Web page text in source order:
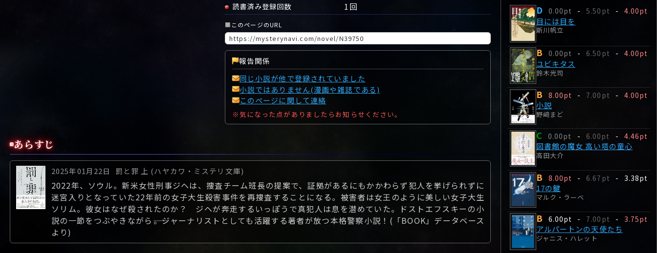
読書済み登録回数 1 回
■ このページのURL
報告関係
同じ小説が他で登録されていました
小説ではありません(漫画や雑誌である)
このページに関して連絡
※気になった点がありましたらお知らせください。
あらすじ
2025年01月22日 罰と罪 上 (ハヤカワ・ミステリ文庫)
2022年、ソウル。新米女性刑事ジヘは、捜査チーム班長の提案で、証拠があるにもかかわらず犯人を挙げられずに
迷宮入りとなっていた22年前の女子大生殺害事件を再捜査することになる。被害者は女王のように美しい女子大生
ソリム。彼女はなぜ殺されたのか？ ジヘが奔走するいっぽうで真犯人は息を潜めていた。ドストエフスキーの小
説の一節をつぶやきながら――。ジャーナリストとしても活躍する著者が放つ本格警察小説！(「BOOK」データベース
より)
D 0.00pt - 5.50pt - 4.00pt
目には目を
新川帆立
B 0.00pt - 6.50pt - 4.00pt
ユビキタス
鈴木光司
B 8.00pt - 7.00pt - 4.00pt
小説
野﨑まど
C 0.00pt - 6.00pt - 4.46pt
図書館の魔女 高い塔の童心
高田大介
B 8.00pt - 6.67pt - 3.38pt
17の鍵
マルク・ラーベ
B 6.00pt - 7.00pt - 3.75pt
アルパートンの天使たち
ジャニス・ハレット